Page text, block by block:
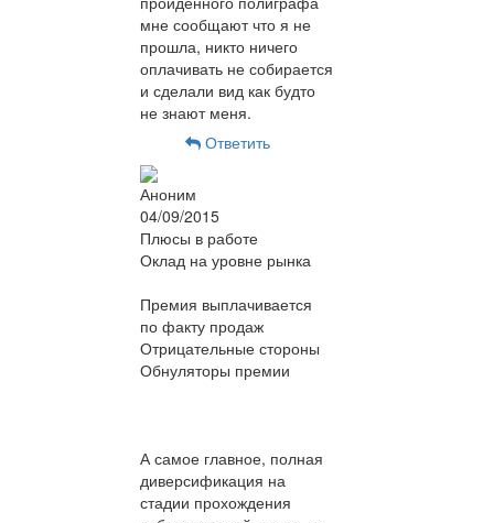
мне сообщают что я не
прошла, никто ничего
оплачивать не собирается
и сделали вид как будто
не знают меня.
Ответить
Аноним
04/09/2015
Плюсы в работе
Оклад на уровне рынка
Премия выплачивается
по факту продаж
Отрицательные стороны
Обнуляторы премии
А самое главное, полная
диверсификация на
стадии прохождения